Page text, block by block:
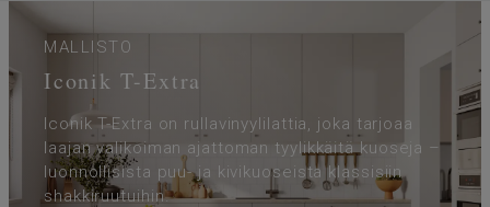
Kulutuskerroksen paksuus
Leveys
Ftalaatit
Askeläänen parannusarvo -
∆Lw
16
MALLISTO
Iconik T-Extra
Iconik T-Extra on rullavinyylilattia, joka tarjoaa
laajan valikoiman ajattoman tyylikkäitä kuoseja –
luonnollisista puu- ja kivikuoseista klassisiin
shakkiruutuihin.